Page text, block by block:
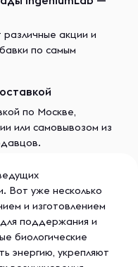
акции и
по самым
по Москве,
или самовывозом из
Вот уже несколько
и изготовлением
поддержания и
биологические
энергию, укрепляют